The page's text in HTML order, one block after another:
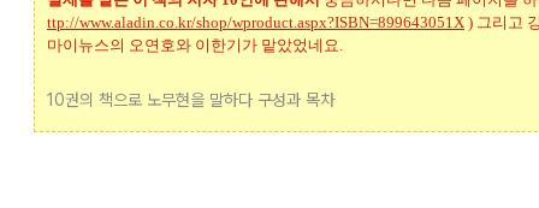
ttp://www.aladin.co.kr/shop/wproduct.aspx?ISBN=899643051X ) 그리고
마이뉴스의 오연호와 이한기가 맡았었네요.
10권의 책으로 노무현을 말하다 구성과 목차